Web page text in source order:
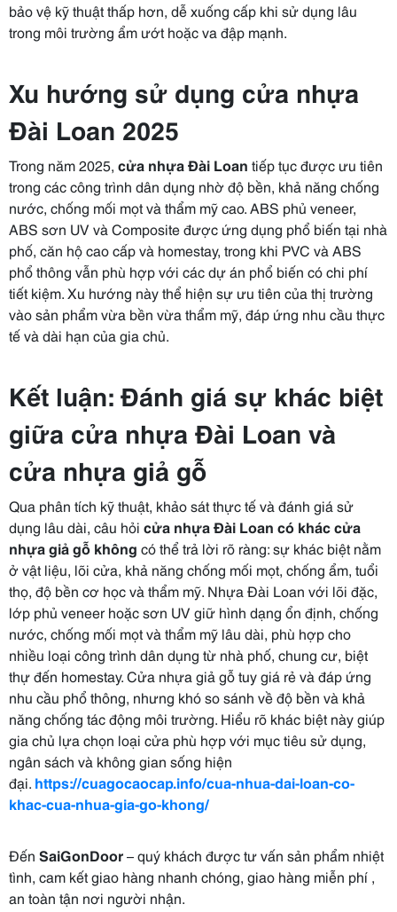
bảo vệ kỹ thuật thấp hơn, dễ xuống cấp khi sử dụng lâu
trong môi trường ẩm ướt hoặc va đập mạnh.
Xu hướng sử dụng cửa nhựa
Đài Loan 2025
Trong năm 2025, cửa nhựa Đài Loan tiếp tục được ưu tiên
trong các công trình dân dụng nhờ độ bền, khả năng chống
nước, chống mối mọt và thẩm mỹ cao. ABS phủ veneer,
ABS sơn UV và Composite được ứng dụng phổ biến tại nhà
phố, căn hộ cao cấp và homestay, trong khi PVC và ABS
phổ thông vẫn phù hợp với các dự án phổ biến có chi phí
tiết kiệm. Xu hướng này thể hiện sự ưu tiên của thị trường
vào sản phẩm vừa bền vừa thẩm mỹ, đáp ứng nhu cầu thực
tế và dài hạn của gia chủ.
Kết luận: Đánh giá sự khác biệt
giữa cửa nhựa Đài Loan và
cửa nhựa giả gỗ
Qua phân tích kỹ thuật, khảo sát thực tế và đánh giá sử
dụng lâu dài, câu hỏi cửa nhựa Đài Loan có khác cửa
nhựa giả gỗ không có thể trả lời rõ ràng: sự khác biệt nằm
ở vật liệu, lõi cửa, khả năng chống mối mọt, chống ẩm, tuổi
thọ, độ bền cơ học và thẩm mỹ. Nhựa Đài Loan với lõi đặc,
lớp phủ veneer hoặc sơn UV giữ hình dạng ổn định, chống
nước, chống mối mọt và thẩm mỹ lâu dài, phù hợp cho
nhiều loại công trình dân dụng từ nhà phố, chung cư, biệt
thự đến homestay. Cửa nhựa giả gỗ tuy giá rẻ và đáp ứng
nhu cầu phổ thông, nhưng khó so sánh về độ bền và khả
năng chống tác động môi trường. Hiểu rõ khác biệt này giúp
gia chủ lựa chọn loại cửa phù hợp với mục tiêu sử dụng,
ngân sách và không gian sống hiện
đại. https://cuagocaocap.info/cua-nhua-dai-loan-co-
khac-cua-nhua-gia-go-khong/
Đến SaiGonDoor– quý khách được tư vấn sản phẩm nhiệt
tình, cam kết giao hàng nhanh chóng, giao hàng miễn phí ,
an toàn tận nơi người nhận.